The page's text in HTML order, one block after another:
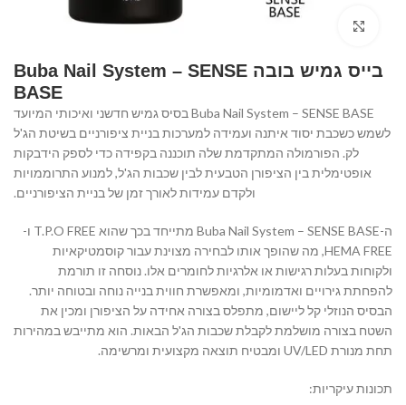
בייס גמיש בובה Buba Nail System – SENSE
BASE
Buba Nail System – SENSE BASE בסיס גמיש חדשני ואיכותי המיועד
לשמש כשכבת יסוד איתנה ועמידה למערכות בניית ציפורניים בשיטת הג'ל
לק. הפורמולה המתקדמת שלה תוכננה בקפידה כדי לספק הידבקות
אופטימלית בין הציפורן הטבעית לבין שכבות הג'ל, למנוע התרוממויות
ולקדם עמידות לאורך זמן של בניית הציפורניים.
ה-Buba Nail System – SENSE BASE מתייחד בכך שהוא T.P.O FREE ו-
HEMA FREE, מה שהופך אותו לבחירה מצוינת עבור קוסמטיקאיות
ולקוחות בעלות רגישות או אלרגיות לחומרים אלו. נוסחה זו תורמת
להפחתת גירויים ואדמומיות, ומאפשרת חווית בנייה נוחה ובטוחה יותר.
הבסיס הנוזלי קל ליישום, מתפלס בצורה אחידה על הציפורן ומכין את
השטח בצורה מושלמת לקבלת שכבות הג'ל הבאות. הוא מתייבש במהירות
תחת מנורת UV/LED ומבטיח תוצאה מקצועית ומרשימה.
תכונות עיקריות: